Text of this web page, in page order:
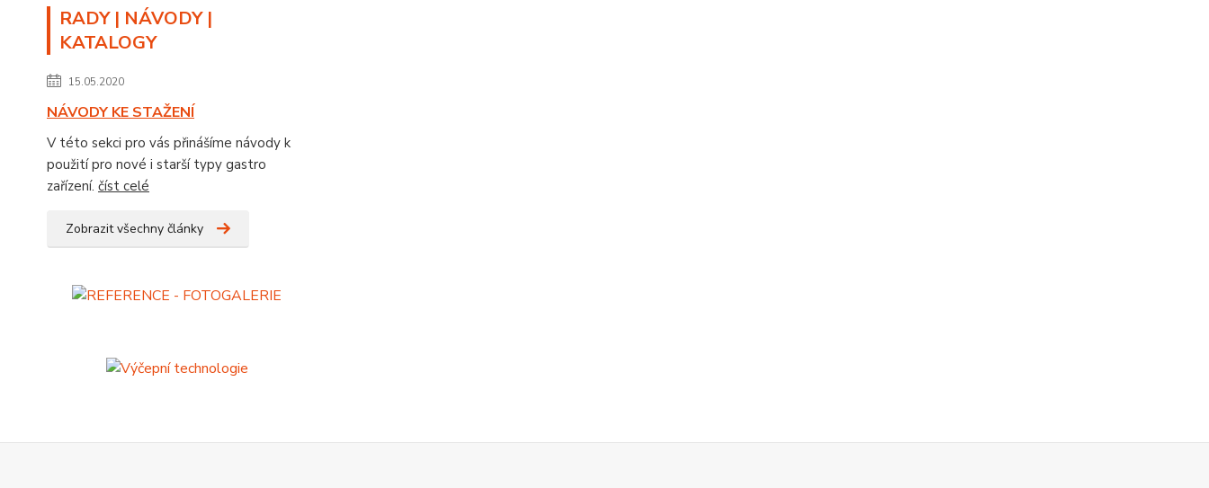
RADY | NÁVODY |
KATALOGY
15.05.2020
NÁVODY KE STAŽENÍ
V této sekci pro vás přinášíme návody k
použití pro nové i starší typy gastro
zařízení. číst celé
Zobrazit všechny články